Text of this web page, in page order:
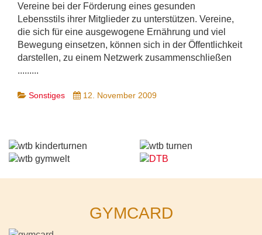
Vereine bei der Förderung eines gesunden
Lebensstils ihrer Mitglieder zu unterstützen. Vereine,
die sich für eine ausgewogene Ernährung und viel
Bewegung einsetzen, können sich in der Öffentlichkeit
darstellen, zu einem Netzwerk zusammenschließen
.........
Sonstiges 12. November 2009
GYMCARD